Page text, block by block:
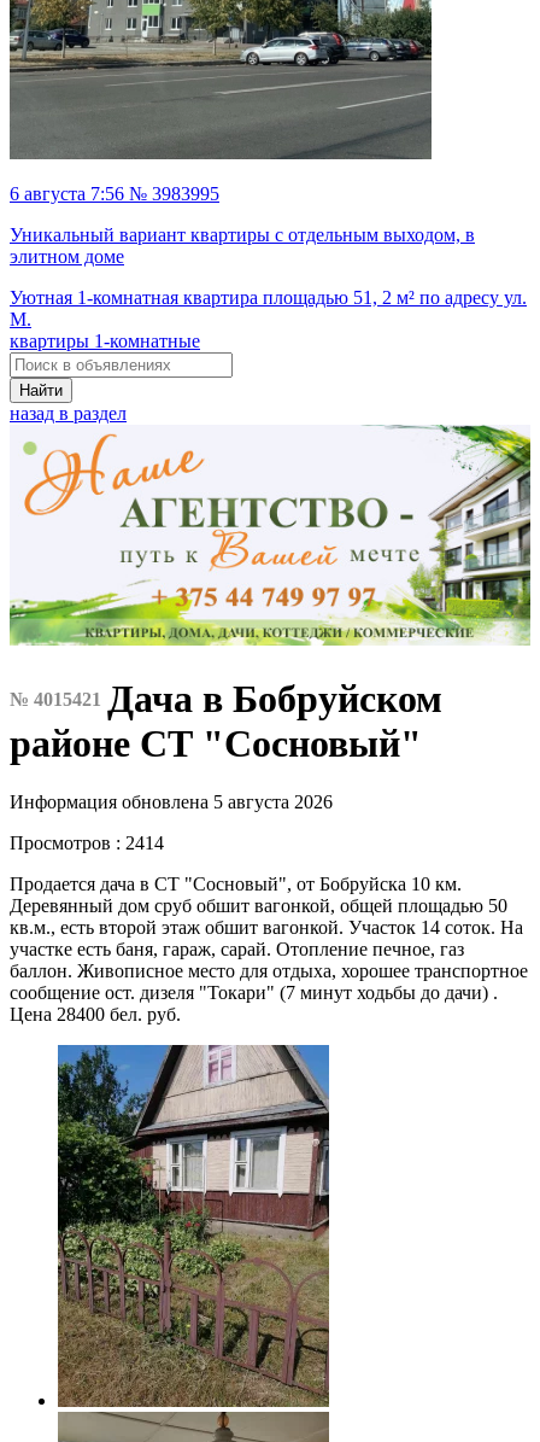
6 августа 7:56 № 3983995
Уникальный вариант квартиры с отдельным выходом, в
элитном доме
Уютная 1-комнатная квартира площадью 51, 2 м² по адресу ул.
М.
квартиры 1-комнатные
Найти
назад в раздел
№ 4015421 Дача в Бобруйском
районе СТ "Сосновый"
Информация обновлена 5 августа 2026
Просмотров : 2414
Продается дача в СТ "Сосновый", от Бобруйска 10 км.
Деревянный дом сруб обшит вагонкой, общей площадью 50
кв.м., есть второй этаж обшит вагонкой. Участок 14 соток. На
участке есть баня, гараж, сарай. Отопление печное, газ
баллон. Живописное место для отдыха, хорошее транспортное
сообщение ост. дизеля "Токари" (7 минут ходьбы до дачи) .
Цена 28400 бел. руб.